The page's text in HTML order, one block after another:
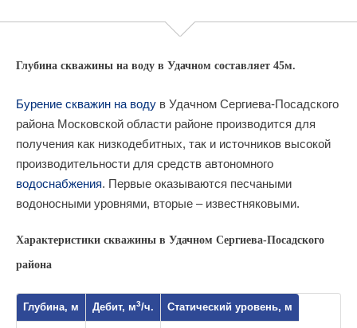
Глубина скважины на воду в Удачном составляет 45м.
Бурение скважин на воду в Удачном Сергиева-Посадского
района Московской области районе производится для
получения как низкодебитных, так и источников высокой
производительности для средств автономного
водоснабжения. Первые оказываются песчаными
водоносными уровнями, вторые – известняковыми.
Характеристики скважины в Удачном Сергиева-Посадского
района
Глубина, м Дебит, м3/ч. Статический уровень, м